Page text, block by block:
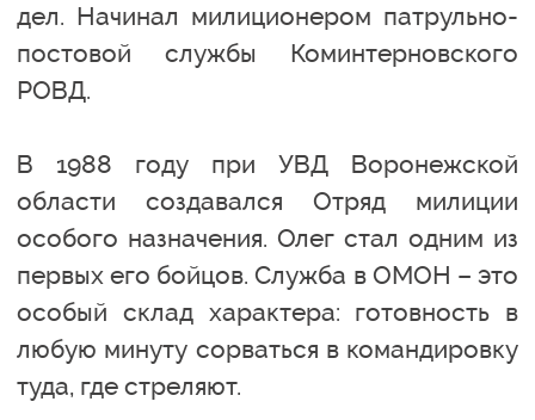
дел. Начинал милиционером патрульно-
постовой службы Коминтерновского
РОВД.
В 1988 году при УВД Воронежской
области создавался Отряд милиции
особого назначения. Олег стал одним из
первых его бойцов. Служба в ОМОН – это
особый склад характера: готовность в
любую минуту сорваться в командировку
туда, где стреляют.